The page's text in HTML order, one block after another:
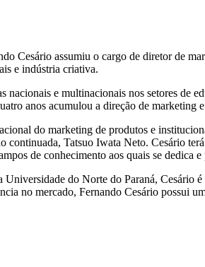
assumiu o cargo de diretor de
e indústria criativa.
nacionais e multinacionais nos setores de
anos acumulou a direção de marketing
do marketing de produtos e
continuada, Tatsuo Iwata Neto. Cesário
de conhecimento aos quais se
Universidade do Norte do Paraná,
no mercado, Fernando Cesário possui